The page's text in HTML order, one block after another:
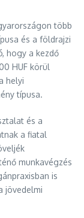
több
és a földrajzi
hogy a kezdő
HUF körül
helyi
típusa.
és a
a fiatal
munkavégzés
is
jövedelmi